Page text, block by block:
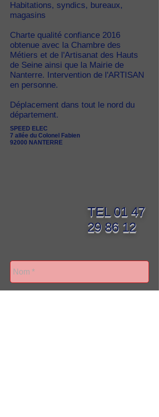
Habitations, syndics, bureaux,
magasins
Charte qualité confiance 2016
obtenue avec la Chambre des
Métiers et de l'Artisanat des Hauts
de Seine ainsi que la Mairie de
Nanterre. Intervention de l'ARTISAN
en personne.
Déplacement dans tout le nord du
département.
SPEED ELEC
7 allée du Colonel Fabien
92000 NANTERRE
TEL 01 47
29 86 12